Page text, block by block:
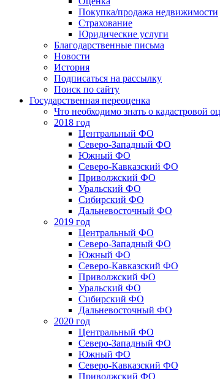
Покупка/продажа недвижимости
Страхование
Юридические услуги
Благодарственные письма
Новости
История
Подписаться на рассылку
Поиск по сайту
Государственная переоценка
Что необходимо знать о кадастровой
2018 год
Центральный ФО
Северо-Западный ФО
Южный ФО
Северо-Кавказский ФО
Приволжский ФО
Уральский ФО
Сибирский ФО
Дальневосточный ФО
2019 год
Центральный ФО
Северо-Западный ФО
Южный ФО
Северо-Кавказский ФО
Приволжский ФО
Уральский ФО
Сибирский ФО
Дальневосточный ФО
2020 год
Центральный ФО
Северо-Западный ФО
Южный ФО
Северо-Кавказский ФО
Приволжский ФО